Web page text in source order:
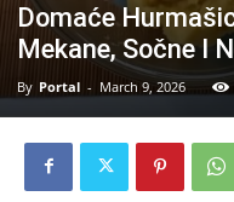
Domaće
Mekane, Sočne I
By Portal - March 9, 2026